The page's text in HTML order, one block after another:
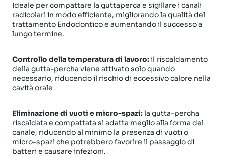
Ideale per compattare la guttaperca e sigillare i canali
radicolari in modo efficiente, migliorando la qualità del
trattamento Endodontico e aumentando il successo a
lungo termine.
Controllo della temperatura di lavoro:il riscaldamento
della gutta-percha viene attivato solo quando
necessario, riducendo il rischio di eccessivo calore nella
cavità orale
Eliminazione di vuoti e micro-spazi:la gutta-percha
riscaldata e compattata si adatta meglio alla forma del
canale, riducendo al minimo la presenza di vuoti o
micro-spazi che potrebbero favorire il passaggio di
batteri e causare infezioni.